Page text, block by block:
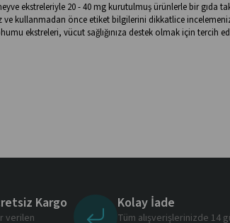
ekstreleriyle 20 - 40 mg kurutulmuş ürünlerle bir gıda
ve kullanmadan önce etiket bilgilerini dikkatlice
ekstreleri, vücut sağlığınıza destek olmak için tercih
Kargo
verilen
Kolay İade
Tüm alışverişlerinizde 14